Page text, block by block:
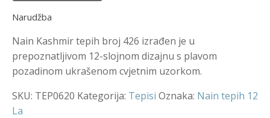
Narudžba
Nain Kashmir tepih broj 426 izrađen je u
prepoznatljivom 12-slojnom dizajnu s plavom
pozadinom ukrašenom cvjetnim uzorkom.
SKU: TEP0620 Kategorija: Tepisi Oznaka: Nain tepih 12
La